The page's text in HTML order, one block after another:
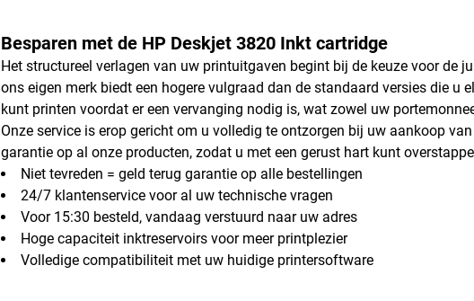
Besparen met de HP Deskjet 3820 Inkt cartridge
Het structureel verlagen van uw printuitgaven begint bij de keuze voor de
ons eigen merk biedt een hogere vulgraad dan de standaard versies die u
kunt printen voordat er een vervanging nodig is, wat zowel uw
Onze service is erop gericht om u volledig te ontzorgen bij uw aankoop
garantie op al onze producten, zodat u met een gerust hart kunt
Niet tevreden = geld terug garantie op alle bestellingen
24/7 klantenservice voor al uw technische vragen
Voor 15:30 besteld, vandaag verstuurd naar uw adres
Hoge capaciteit inktreservoirs voor meer printplezier
Volledige compatibiliteit met uw huidige printersoftware